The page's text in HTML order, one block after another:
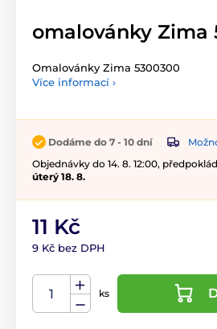
omalovánky Zima
Omalovánky Zima 5300300
Více informací ›
Dodáme do 7 - 10 dní
Objednávky do 14. 8. 12:00,
úterý 18. 8.
11 Kč
9 Kč bez DPH
ks